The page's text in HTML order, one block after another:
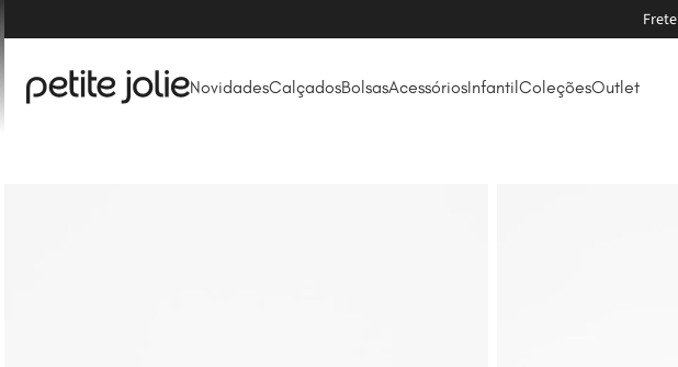
Frete Grátis acima de R$ 249* (Consulte FAQ)
NovidadesCalçadosBolsasAcessóriosInfantilColeçõesOutlet